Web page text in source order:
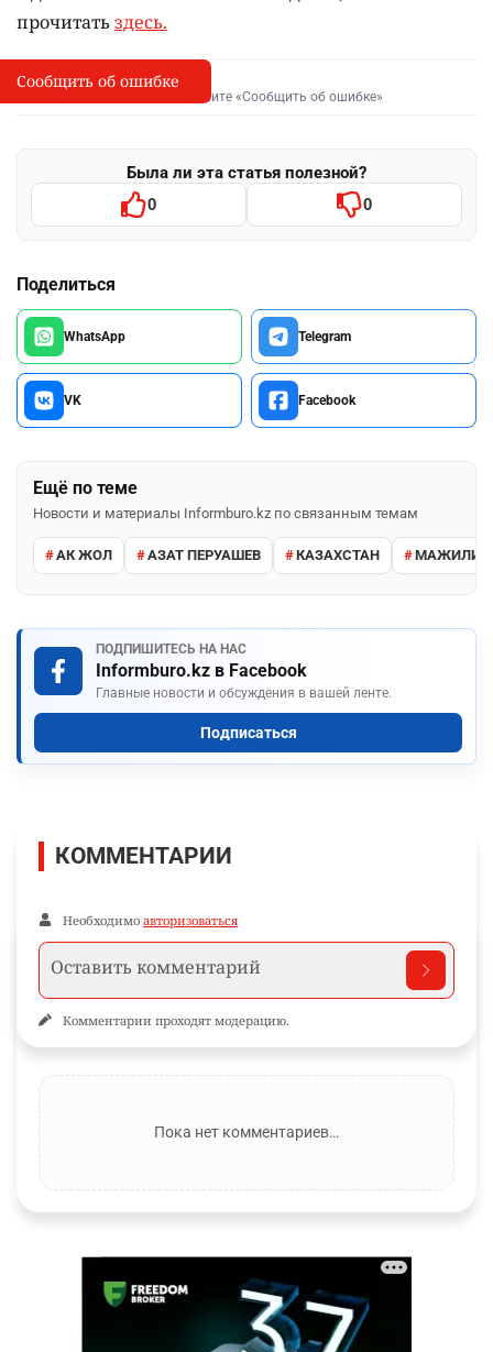
прочитатьздесь.
I
Сообщить об опечатке
Выделите фрагмент и нажмите «Сообщить об ошибке»
Была ли эта статья полезной?
0 0
Поделиться
WhatsApp Telegram
VK Facebook
Ещё по теме
Новости и материалы Informburo.kz по связанным темам
АК ЖОЛ АЗАТ ПЕРУАШЕВ КАЗАХСТАН МАЖИЛИС
ПОДПИШИТЕСЬ НА НАС
Informburo.kz в Facebook
Главные новости и обсуждения в вашей ленте.
Подписаться
Сообщить об ошибке
КОММЕНТАРИИ
Необходимо авторизоваться
Комментарии проходят модерацию.
Пока нет комментариев…